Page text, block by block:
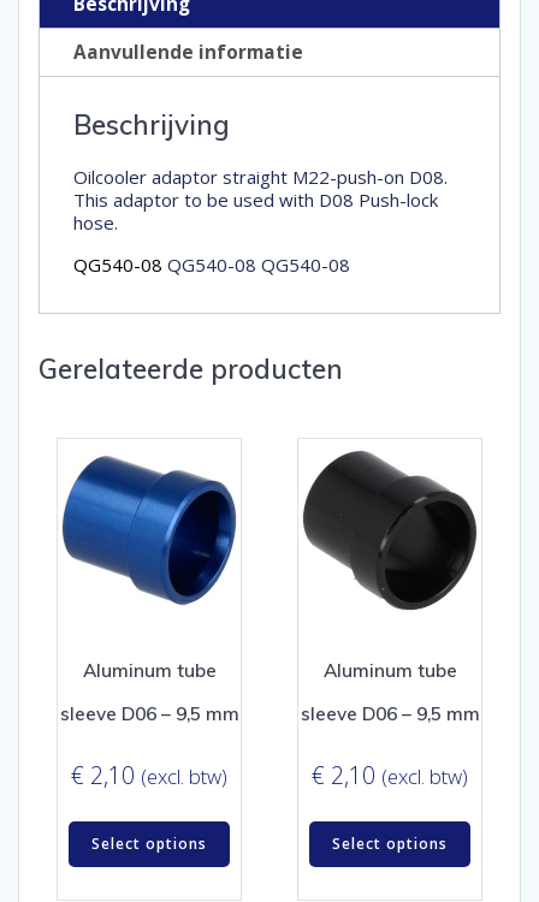
Aanvullende informatie
Beschrijving
Oilcooler adaptor straight M22-push-on D08.
This adaptor to be used with D08 Push-lock
hose.
QG540-08 QG540-08 QG540-08
Gerelateerde producten
Aluminum tube
sleeve D06 – 9,5 mm
€ 2,10 (excl. btw)
Select options
Aluminum tube
sleeve D06 – 9,5 mm
€ 2,10 (excl. btw)
Select options